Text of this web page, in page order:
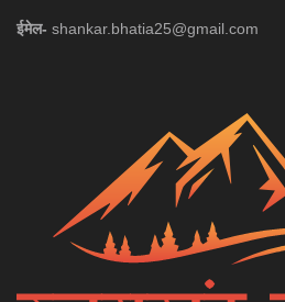
ईमेल- shankar.bhatia25@gmail.com